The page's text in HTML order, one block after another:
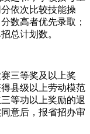
依次比较技能操
数高者优先录取；
总计划数。
三等奖及以上奖
县级以上劳动模范
等功以上奖励的退
意后，报省招办审